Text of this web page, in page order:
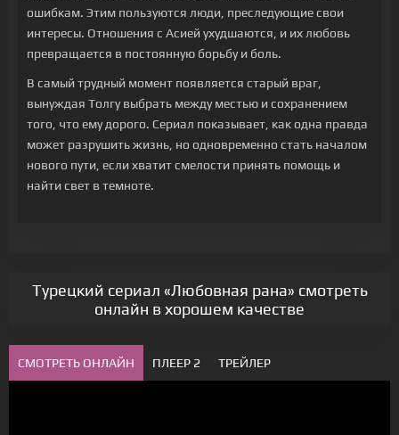
ошибкам. Этим пользуются люди, преследующие свои
интересы. Отношения с Асией ухудшаются, и их любовь
превращается в постоянную борьбу и боль.
В самый трудный момент появляется старый враг,
вынуждая Толгу выбрать между местью и сохранением
того, что ему дорого. Сериал показывает, как одна правда
может разрушить жизнь, но одновременно стать началом
нового пути, если хватит смелости принять помощь и
найти свет в темноте.
Турецкий сериал «Любовная рана» смотреть
онлайн в хорошем качестве
СМОТРЕТЬ ОНЛАЙН ПЛЕЕР 2 ТРЕЙЛЕР